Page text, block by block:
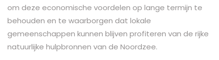
om deze economische voordelen op lange termijn te
behouden en te waarborgen dat lokale
gemeenschappen kunnen blijven profiteren van de rijke
natuurlijke hulpbronnen van de Noordzee.